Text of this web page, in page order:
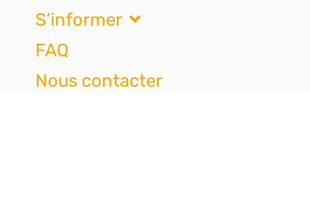
S’informer
FAQ
Nous contacter